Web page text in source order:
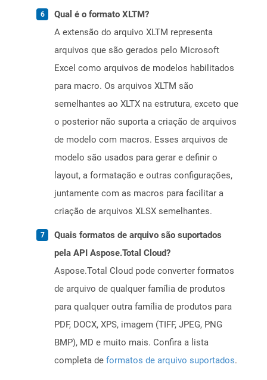
Qual é o formato XLTM?
A extensão do arquivo XLTM representa
arquivos que são gerados pelo Microsoft
Excel como arquivos de modelos habilitados
para macro. Os arquivos XLTM são
semelhantes ao XLTX na estrutura, exceto que
o posterior não suporta a criação de arquivos
de modelo com macros. Esses arquivos de
modelo são usados ​​para gerar e definir o
layout, a formatação e outras configurações,
juntamente com as macros para facilitar a
criação de arquivos XLSX semelhantes.
Quais formatos de arquivo são suportados
pela API Aspose.Total Cloud?
Aspose.Total Cloud pode converter formatos
de arquivo de qualquer família de produtos
para qualquer outra família de produtos para
PDF, DOCX, XPS, imagem (TIFF, JPEG, PNG
BMP), MD e muito mais. Confira a lista
completa de formatos de arquivo suportados.